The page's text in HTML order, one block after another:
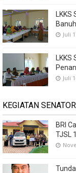
LKKS
Juli
LKKS
Juli
KEGIATAN SENATOR
BRI
TJSL